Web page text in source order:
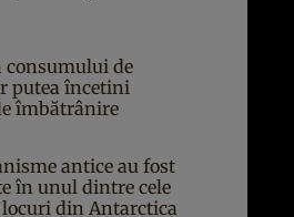
consumului de
putea încetini
îmbătrânire
antice au fost
în unul dintre cele
din Antarctica